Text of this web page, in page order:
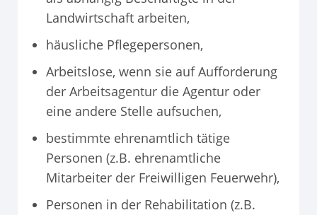
Landwirtschaft arbeiten,
häusliche Pflegepersonen,
Arbeitslose, wenn sie auf Aufforderung
der Arbeitsagentur die Agentur oder
eine andere Stelle aufsuchen,
bestimmte ehrenamtlich tätige
Personen (z.B. ehrenamtliche
Mitarbeiter der Freiwilligen Feuerwehr),
Personen in der Rehabilitation (z.B.